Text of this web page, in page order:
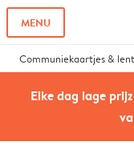
MENU
Communiekaartjes &
Elke dag lage